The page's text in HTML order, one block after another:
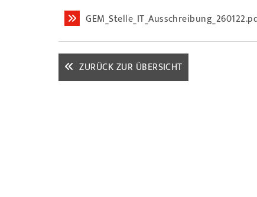
ZURÜCK ZUR ÜBERSICHT